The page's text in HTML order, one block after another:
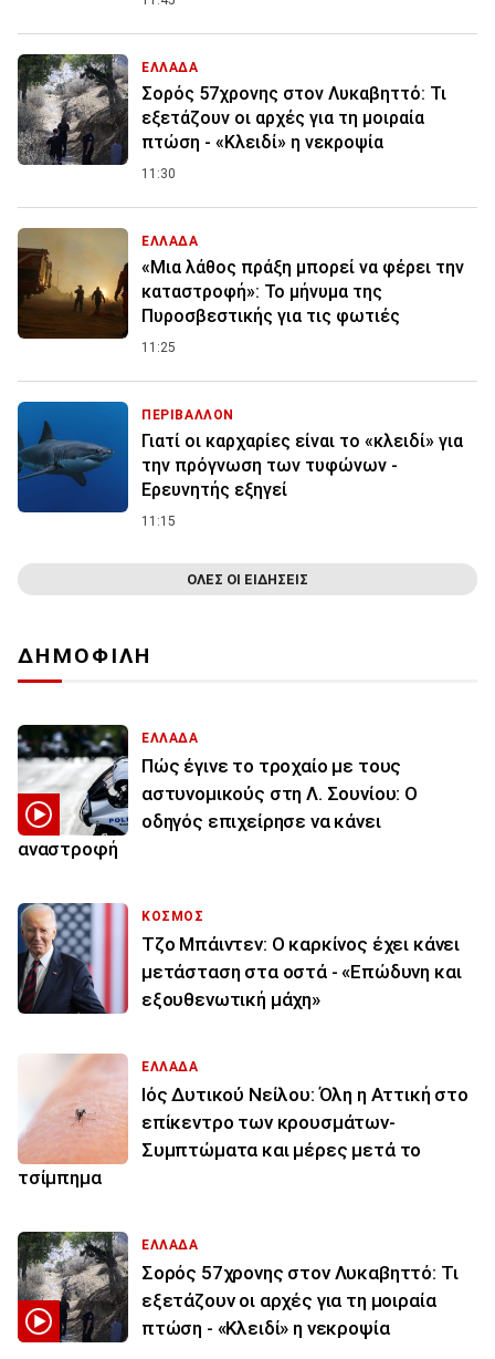
ΕΛΛΑΔΑ
Σορός 57χρονης στον Λυκαβηττό: Τι
εξετάζουν οι αρχές για τη μοιραία
πτώση - «Κλειδί» η νεκροψία
11:30
ΕΛΛΑΔΑ
«Μια λάθος πράξη μπορεί να φέρει την
καταστροφή»: Το μήνυμα της
Πυροσβεστικής για τις φωτιές
11:25
ΠΕΡΙΒΑΛΛΟΝ
Γιατί οι καρχαρίες είναι το «κλειδί» για
την πρόγνωση των τυφώνων -
Ερευνητής εξηγεί
11:15
ΟΛΕΣ ΟΙ ΕΙΔΗΣΕΙΣ
ΔΗΜΟΦΙΛΗ
ΕΛΛΑΔΑ
Πώς έγινε το τροχαίο με τους
αστυνομικούς στη Λ. Σουνίου: Ο
οδηγός επιχείρησε να κάνει
αναστροφή
ΚΟΣΜΟΣ
Τζο Μπάιντεν: Ο καρκίνος έχει κάνει
μετάσταση στα οστά - «Επώδυνη και
εξουθενωτική μάχη»
ΕΛΛΑΔΑ
Ιός Δυτικού Νείλου: Όλη η Αττική στο
επίκεντρο των κρουσμάτων-
Συμπτώματα και μέρες μετά το
τσίμπημα
ΕΛΛΑΔΑ
Σορός 57χρονης στον Λυκαβηττό: Τι
εξετάζουν οι αρχές για τη μοιραία
πτώση - «Κλειδί» η νεκροψία